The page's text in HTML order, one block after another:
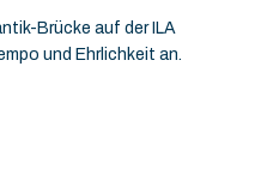
Brücke auf der ILA
und Ehrlichkeit an.